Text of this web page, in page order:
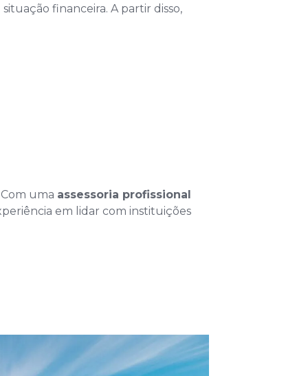
financeira. A partir disso,
uma assessoria profissional
em lidar com instituições